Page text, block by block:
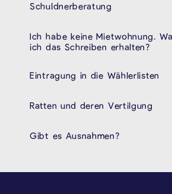
Schuldnerberatung
Ich habe keine Mietwohnung.
ich das Schreiben erhalten?
Eintragung in die Wählerlisten
Ratten und deren Vertilgung
Gibt es Ausnahmen?